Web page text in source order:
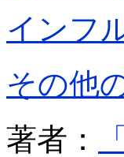
インフ
その他
著者：